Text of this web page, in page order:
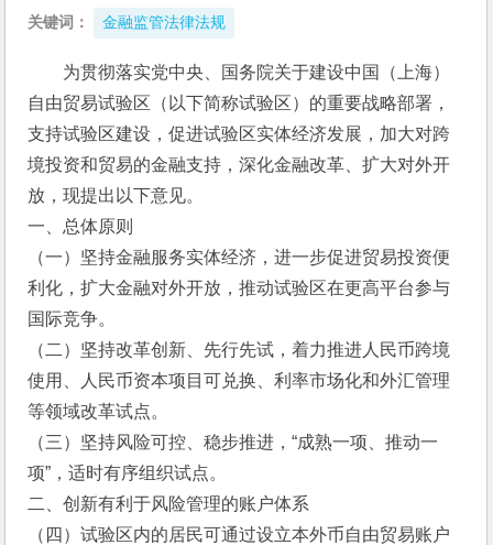
关键词： 金融监管法律法规
为贯彻落实党中央、国务院关于建设中国（上海）
自由贸易试验区（以下简称试验区）的重要战略部署，
支持试验区建设，促进试验区实体经济发展，加大对跨
境投资和贸易的金融支持，深化金融改革、扩大对外开
放，现提出以下意见。
一、总体原则
（一）坚持金融服务实体经济，进一步促进贸易投资便
利化，扩大金融对外开放，推动试验区在更高平台参与
国际竞争。
（二）坚持改革创新、先行先试，着力推进人民币跨境
使用、人民币资本项目可兑换、利率市场化和外汇管理
等领域改革试点。
（三）坚持风险可控、稳步推进，“成熟一项、推动一
项”，适时有序组织试点。
二、创新有利于风险管理的账户体系
（四）试验区内的居民可通过设立本外币自由贸易账户